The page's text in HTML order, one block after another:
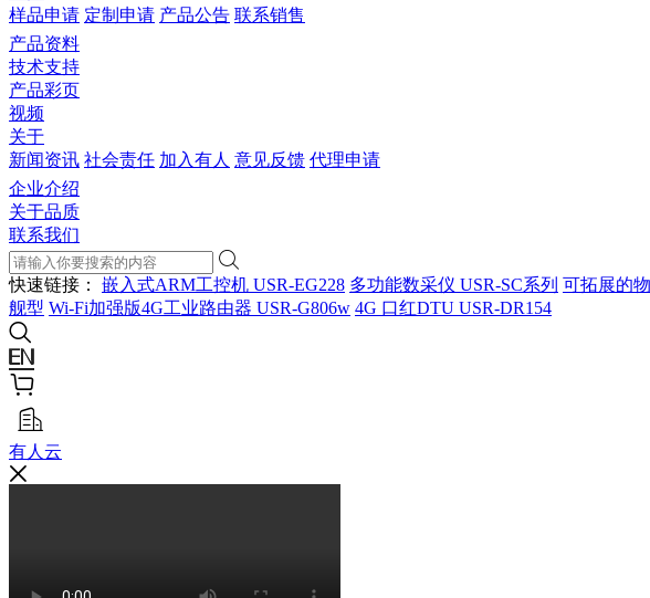
样品申请 定制申请 产品公告 联系销售
产品资料
技术支持
产品彩页
视频
关于
新闻资讯 社会责任 加入有人 意见反馈 代理申请
企业介绍
关于品质
联系我们
快速链接： 嵌入式ARM工控机 USR-EG228 多功能数采仪 USR-SC系列 可拓展的
舰型 Wi-Fi加强版4G工业路由器 USR-G806w 4G 口红DTU USR-DR154
有人云